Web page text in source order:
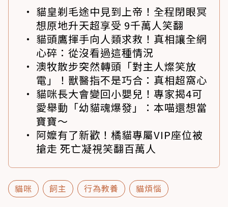
貓皇剃毛途中見到上帝！全程閉眼冥
想原地升天超享受 9千萬人笑翻
貓頭鷹揮手向人類求救！真相讓全網
心碎：從沒看過這種情況
澳牧散步突然轉頭「對主人燦笑放
電」！獸醫指不是巧合：真相超窩心
貓咪長大會變回小嬰兒！專家揭4可
愛舉動「幼貓魂爆發」：本喵還想當
寶寶～
阿嬤有了新歡！橘貓專屬VIP座位被
搶走 死亡凝視笑翻百萬人
貓咪 飼主 行為教養 貓煩惱